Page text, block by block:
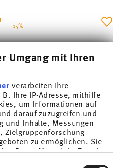
Umgang mit Ihren
verarbeiten Ihre
Ihre IP-Adresse, mithilfe
um Informationen auf
darauf zuzugreifen und
und Inhalte, Messungen
Zielgruppenforschung
zu ermöglichen. Sie
Daten für welche Zwecke
TRIC LIME CREAM
-15%